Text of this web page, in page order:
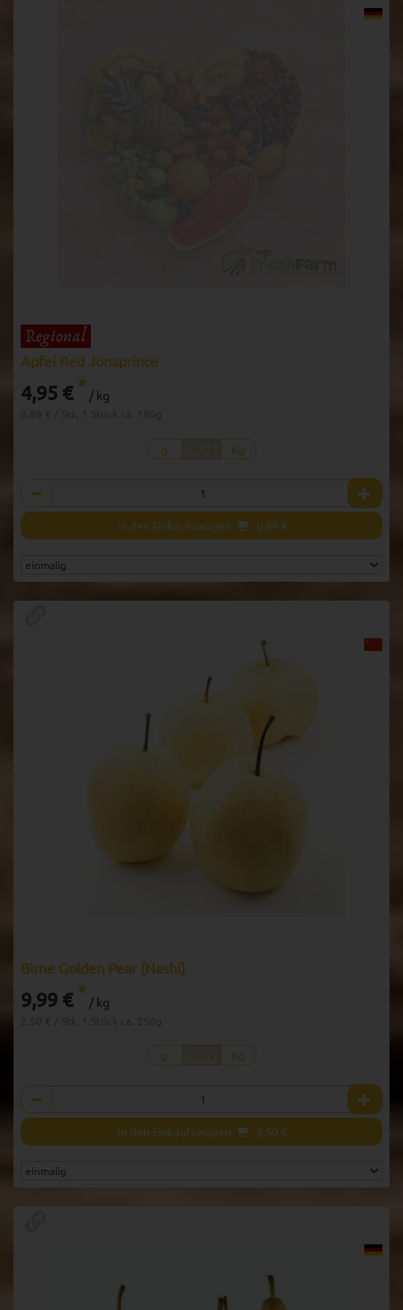
Apfel Red Jonaprince
4,95 € * / kg
g Stück Kg
Anzahl
In den Einkaufswagen 0,89 €
Birne Golden Pear (Nashi)
9,99 € * / kg
g Stück Kg
Anzahl
In den Einkaufswagen 2,50 €